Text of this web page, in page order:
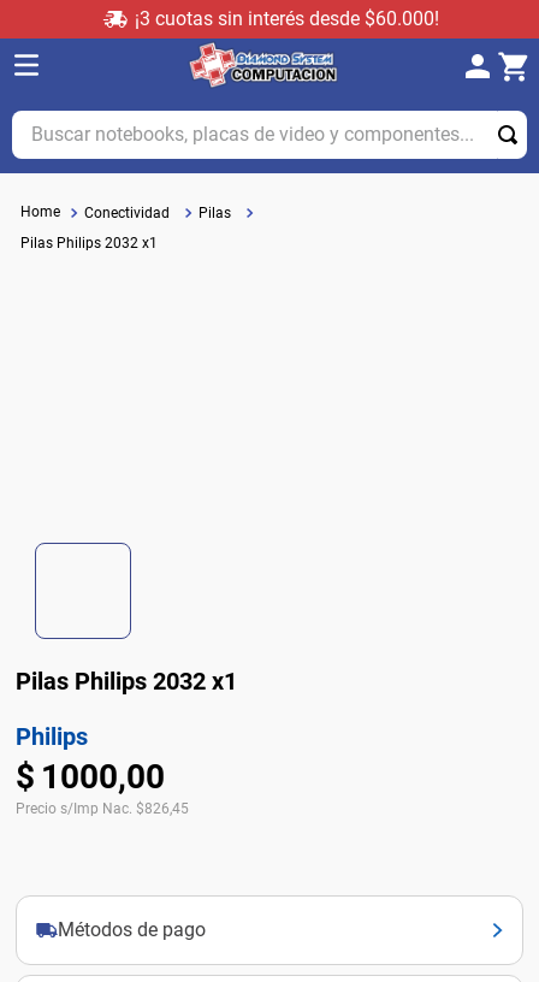
¡3 cuotas sin interés desde $60.000!
Buscar notebooks, placas de video y componentes...
Conectividad
Pilas
Pilas Philips 2032 x1
Pilas Philips 2032 x1
Philips
$ 1000,00
Precio s/Imp Nac. $826,45
Métodos de pago